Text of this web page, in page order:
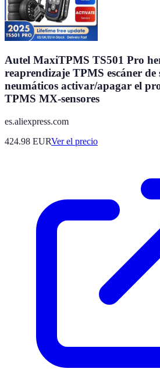
Autel MaxiTPMS TS501 Pro
reaprendizaje TPMS escáner de
neumáticos activar/apagar el
TPMS MX-sensores
es.aliexpress.com
424.98 EURVer el precio